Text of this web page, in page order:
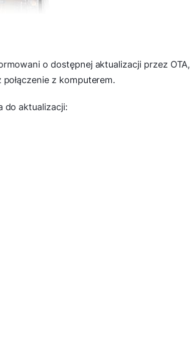
o dostępnej aktualizacji przez OTA,
z komputerem.
do aktualizacji: